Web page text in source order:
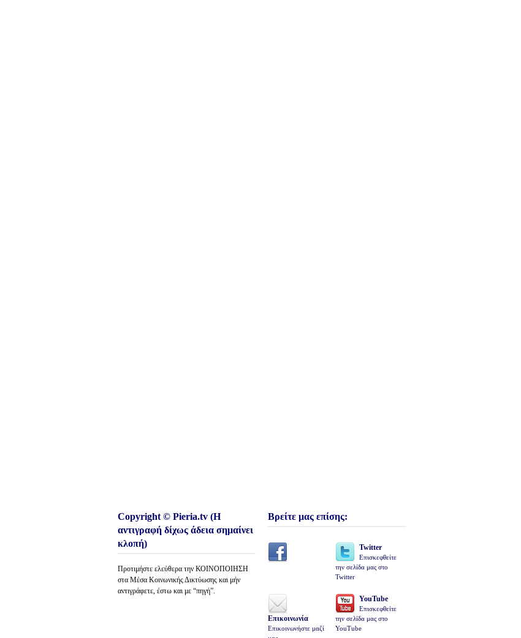
Copyright © Pieria.tv (Η
αντιγραφή δίχως άδεια σημαίνει
κλοπή)
Προτιμήστε ελεύθερα την ΚΟΙΝΟΠΟΙΗΣΗ
στα Μέσα Κοινωνικής Δικτύωσης και μήν
αντιγράφετε, έστω και με “πηγή”.
Βρείτε μας επίσης:
Twitter
Επισκεφθείτε
την σελίδα μας στο
Twitter
Επικοινωνία
Επικοινωνήστε μαζί
YouTube
Επισκεφθείτε
την σελίδα μας στο
YouTube